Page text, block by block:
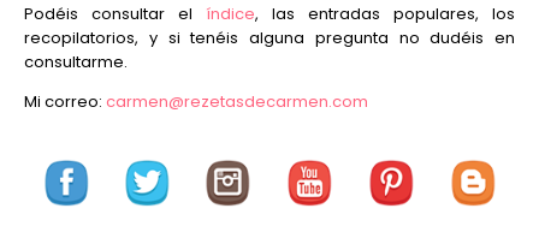
Podéis consultar el índice, las entradas populares, los
recopilatorios, y si tenéis alguna pregunta no dudéis en
consultarme.
Mi correo: carmen@rezetasdecarmen.com